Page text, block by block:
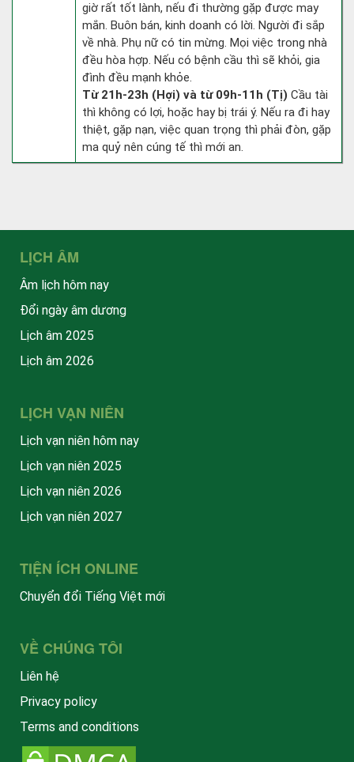
giờ rất tốt lành, nếu đi thường gặp được may
mắn. Buôn bán, kinh doanh có lời. Người đi sắp
về nhà. Phụ nữ có tin mừng. Mọi việc trong nhà
đều hòa hợp. Nếu có bệnh cầu thì sẽ khỏi, gia
đình đều mạnh khỏe.
Từ 21h-23h (Hợi) và từ 09h-11h (Tị) Cầu tài
thì không có lợi, hoặc hay bị trái ý. Nếu ra đi hay
thiệt, gặp nạn, việc quan trọng thì phải đòn, gặp
ma quỷ nên cúng tế thì mới an.
LỊCH ÂM
Âm lịch hôm nay
Đổi ngày âm dương
Lịch âm 2025
Lịch âm 2026
LỊCH VẠN NIÊN
Lịch vạn niên hôm nay
Lịch vạn niên 2025
Lịch vạn niên 2026
Lịch vạn niên 2027
TIỆN ÍCH ONLINE
Chuyển đổi Tiếng Việt mới
VỀ CHÚNG TÔI
Liên hệ
Privacy policy
Terms and conditions